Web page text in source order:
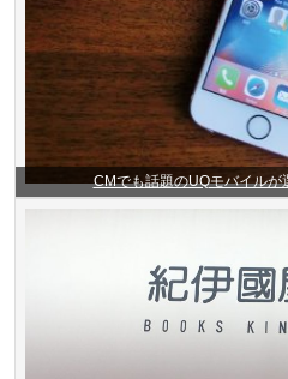
CMでも話題のUQモバイルが